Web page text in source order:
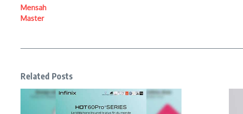
Mensah
Master
Related Posts